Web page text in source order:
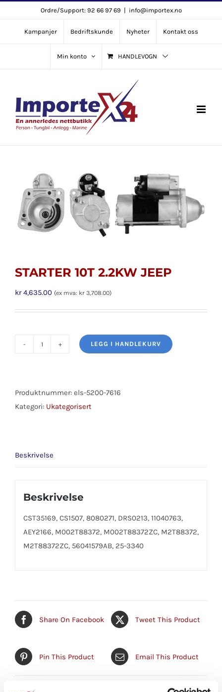
content
Ordre/Support: 92 66 97 69 | info@importex.no
Kampanjer Bedriftskunde Nyheter Kontakt oss
Min konto HANDLEVOGN
STARTER 10T 2.2KW JEEP
kr4,635.00 (ex mva: kr 3,708.00)
JEEP
antall
LEGG I HANDLEKURV
Produktnummer: els-5200-7616
Kategori: Ukategorisert
Beskrivelse
Beskrivelse
CST35169, CS1507, 8080271, DRS0213, 11040763,
AEY2166, M002T88372, M002T88372ZC, M2T88372,
M2T88372ZC, 56041579AB, 25-3340
Share On Facebook Tweet This Product
Pin This Product Email This Product